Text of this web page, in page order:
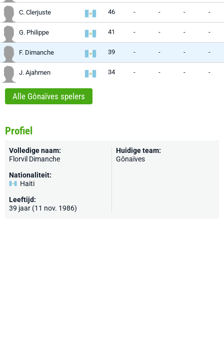
C. Clerjuste 46 - - - -
G. Philippe 41 - - - -
F. Dimanche 39 - - - -
J. Ajahmen 34 - - - -
Alle Gônaïves spelers
Profiel
Volledige naam:
Florvil Dimanche
Nationaliteit:
Haiti
Leeftijd:
39 jaar (11 nov. 1986)
Huidige team:
Gônaïves